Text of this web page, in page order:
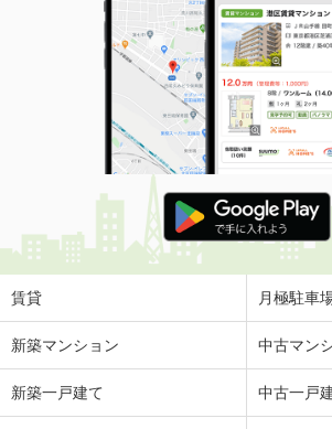
賃貸 月極駐車
新築マンション 中古マン
新築一戸建て 中古一戸